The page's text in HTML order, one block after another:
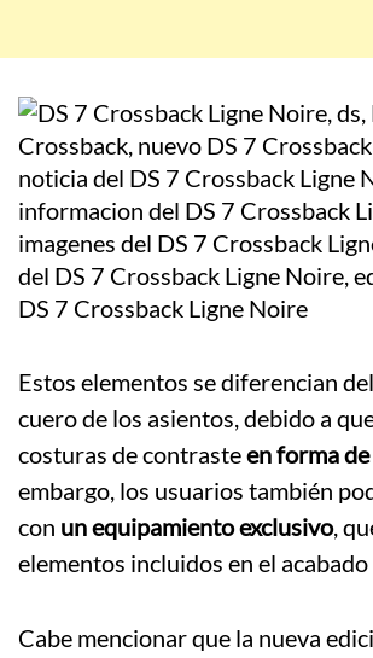
Estos elementos se diferencian
cuero de los asientos, debido a
costuras de contrasteen forma
embargo, los usuarios también
con un equipamiento exclusivo,
elementos incluidos en el acabado
Cabe mencionar que la nueva